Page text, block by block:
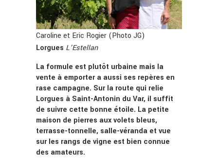
Caroline et Eric Rogier (Photo JG)
Lorgues L’Estellan
La formule est plutôt urbaine mais la
vente à emporter a aussi ses repères en
rase campagne. Sur la route qui relie
Lorgues à Saint-Antonin du Var, il suffit
de suivre cette bonne étoile. La petite
maison de pierres aux volets bleus,
terrasse-tonnelle, salle-véranda et vue
sur les rangs de vigne est bien connue
des amateurs.